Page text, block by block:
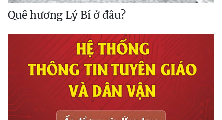
Quê hương Lý Bí ở đâu?